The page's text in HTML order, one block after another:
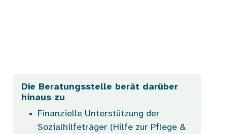
Die Beratungsstelle berät darüber
hinaus zu
Finanzielle Unterstützung der
Sozialhilfeträger (Hilfe zur Pflege &